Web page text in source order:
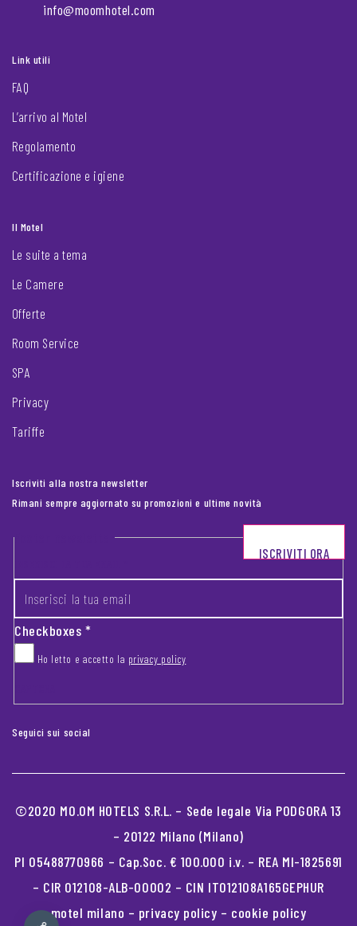
info@moomhotel.com
Link utili
FAQ
L’arrivo al Motel
Regolamento
Certificazione e igiene
Il Motel
Le suite a tema
Le Camere
Offerte
Room Service
SPA
Privacy
Tariffe
Iscriviti alla nostra newsletter
Rimani sempre aggiornato su promozioni e ultime novità
Footer newsletter
Checkboxes*
Ho letto e accetto la privacy policy
ISCRIVITI ORA
Seguici sui social
©2020 MO.OM HOTELS S.R.L. – Sede legale Via PODGORA 13
– 20122 Milano (Milano)
PI 05488770966 – Cap.Soc. € 100.000 i.v. – REA MI-1825691
– CIR 012108-ALB-00002 – CIN IT012108A165GEPHUR
motel milano – privacy policy – cookie policy